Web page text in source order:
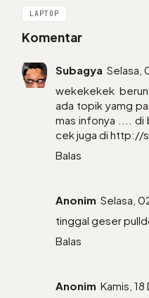
LAPTOP
Komentar
Subagya Selasa,
wekekekek
ada topik yamg
mas infonya .... di
cek juga di http://
Balas
Anonim Selasa,
tinggal geser
Balas
Anonim Kamis,